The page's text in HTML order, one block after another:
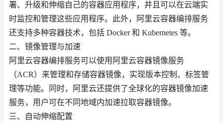
署、升级和伸缩自己的容器应用程序，并且可以在云端实
时监控和管理这些应用程序。此外，阿里云容器编排服务
还支持多种容器技术，包括 Docker 和 Kubernetes 等。
二、镜像管理与加速
阿里云容器编排服务可以使用阿里云容器镜像服务
（ACR）来管理和存储容器镜像，实现版本控制、标签管
理等功能。同时，阿里云还提供了全球化的容器镜像加速
服务，用户可在不同地域内加速拉取容器镜像。
三、自动伸缩配置